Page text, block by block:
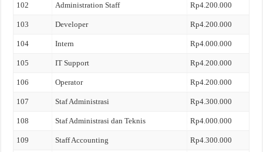
102 Administration Staff Rp4.200.000
103 Developer Rp4.200.000
104 Intern Rp4.000.000
105 IT Support Rp4.200.000
106 Operator Rp4.200.000
107 Staf Administrasi Rp4.300.000
108 Staf Administrasi dan Teknis Rp4.000.000
109 Staff Accounting Rp4.300.000